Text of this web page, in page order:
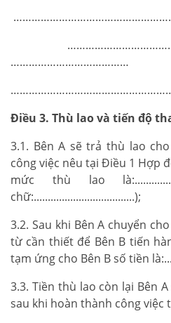
…………………………………
Điều 3. Thù lao và tiến độ
3.1. Bên A sẽ trả thù lao
công việc nêu tại Điều 1 Hợp
mức thù lao
chữ:....................................);
3.2. Sau khi Bên A chuyển
từ cần thiết để Bên B tiến
tạm ứng cho Bên B số tiền
3.3. Tiền thù lao còn lại Bên
sau khi hoàn thành công việc